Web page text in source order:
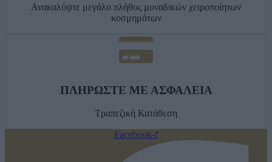
Ανακαλύψτε μεγάλο πλήθος μοναδικών χειροποίητων
κοσμημάτων
ΠΛΗΡΩΣΤΕ ΜΕ ΑΣΦΑΛΕΙΑ
Τραπεζική Κατάθεση
Facebook-f